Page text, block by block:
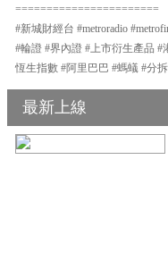
=======================
#新城財經台 #metroradio
#輪證 #界內證 #上市衍生產品
恆生指數 #阿里巴巴 #螞蟻 #分
最新上線